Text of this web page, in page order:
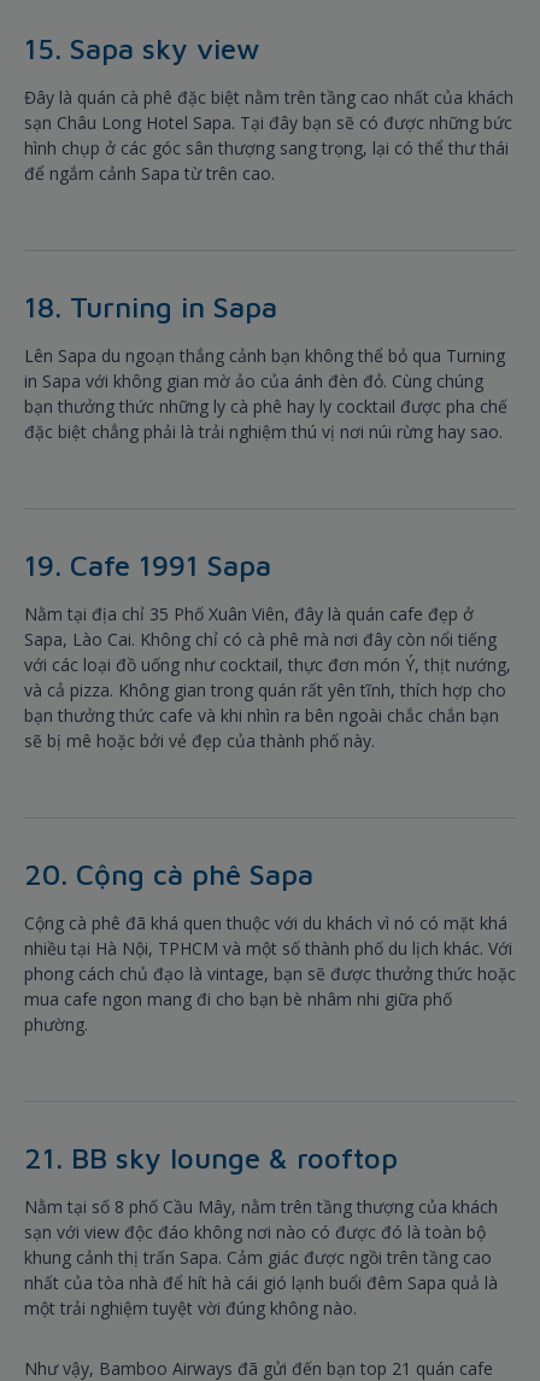
15. Sapa sky view
Đây là quán cà phê đặc biệt nằm trên tầng cao nhất của khách
sạn Châu Long Hotel Sapa. Tại đây bạn sẽ có được những bức
hình chụp ở các góc sân thượng sang trọng, lại có thể thư thái
để ngắm cảnh Sapa từ trên cao.
18. Turning in Sapa
Lên Sapa du ngoạn thắng cảnh bạn không thể bỏ qua Turning
in Sapa với không gian mờ ảo của ánh đèn đỏ. Cùng chúng
bạn thưởng thức những ly cà phê hay ly cocktail được pha chế
đặc biệt chẳng phải là trải nghiệm thú vị nơi núi rừng hay sao.
19. Cafe 1991 Sapa
Nằm tại địa chỉ 35 Phố Xuân Viên, đây là quán cafe đẹp ở
Sapa, Lào Cai. Không chỉ có cà phê mà nơi đây còn nổi tiếng
với các loại đồ uống như cocktail, thực đơn món Ý, thịt nướng,
và cả pizza. Không gian trong quán rất yên tĩnh, thích hợp cho
bạn thưởng thức cafe và khi nhìn ra bên ngoài chắc chắn bạn
sẽ bị mê hoặc bởi vẻ đẹp của thành phố này.
20. Cộng cà phê Sapa
Cộng cà phê đã khá quen thuộc với du khách vì nó có mặt khá
nhiều tại Hà Nội, TPHCM và một số thành phố du lịch khác. Với
phong cách chủ đạo là vintage, bạn sẽ được thưởng thức hoặc
mua cafe ngon mang đi cho bạn bè nhâm nhi giữa phố
phường.
21. BB sky lounge & rooftop
Nằm tại số 8 phố Cầu Mây, nằm trên tầng thượng của khách
sạn với view độc đáo không nơi nào có được đó là toàn bộ
khung cảnh thị trấn Sapa. Cảm giác được ngồi trên tầng cao
nhất của tòa nhà để hít hà cái gió lạnh buổi đêm Sapa quả là
một trải nghiệm tuyệt vời đúng không nào.
Như vậy, Bamboo Airways đã gửi đến bạn top 21 quán cafe